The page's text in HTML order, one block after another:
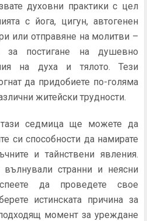
духовни практики с цел
с йога, цигун, автогенен
или отправяне на молитви –
за постигане на душевно
на духа и тялото. Тези
да придобиете по-голяма
житейски трудности.
седмица ще можете да
си способности да намирате
и тайнствени явления.
странни и неясни
да проведете свое
истинската причина за
момент за уреждане